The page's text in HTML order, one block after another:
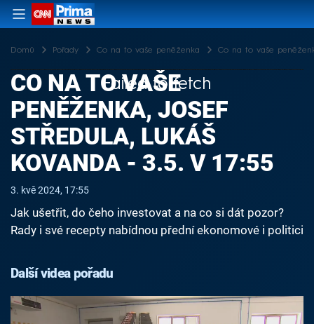
Domů Pořady Co na to vaše peněženka Co na to vaše
Failed to fetch
CO NA TO VAŠE
PENĚŽENKA, JOSEF
STŘEDULA, LUKÁŠ
KOVANDA - 3.5. V 17:55
3. kvě 2024, 17:55
Jak ušetřit, do čeho investovat a na co si dát pozor?
Rady i své recepty nabídnou přední ekonomové i politici
Další videa pořadu